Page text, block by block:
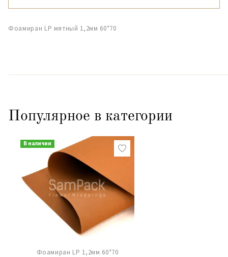
Фоамиран LP мятный 1,2мм 60*70
Популярное в категории
В наличии
Фоамиран LP 1,2мм 60*70